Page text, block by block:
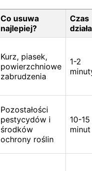
Co usuwa
najlepiej?
Czas
Kurz, piasek,
powierzchniowe
zabrudzenia
1-2
Pozostałości
pestycydów i
środków
ochrony roślin
10-15
minut